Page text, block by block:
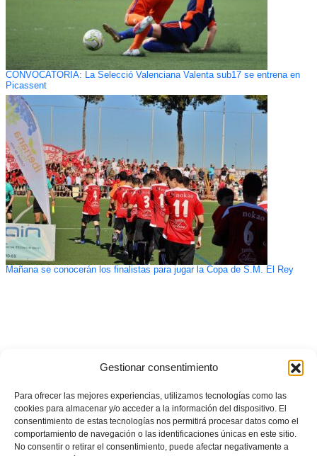
Gestionar consentimiento
Para ofrecer las mejores experiencias, utilizamos tecnologías como las
cookies para almacenar y/o acceder a la información del dispositivo. El
consentimiento de estas tecnologías nos permitirá procesar datos como el
comportamiento de navegación o las identificaciones únicas en este sitio.
No consentir o retirar el consentimiento, puede afectar negativamente a
CONVOCATORIA: La Selecció Valenciana Valenta sub17 se entrena en
Picassent
Mañana se conocerán los finalistas para jugar la Copa de S.M. El Rey